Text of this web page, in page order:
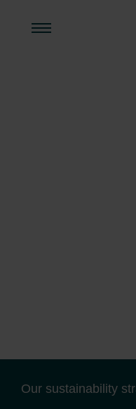
Our sustainability